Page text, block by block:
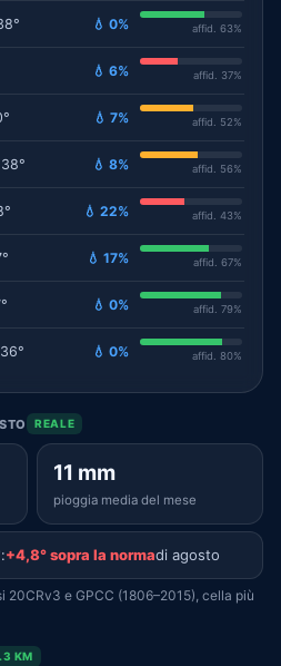
💧 0% affid. 63%
💧 6% affid. 37%
💧 7% affid. 52%
💧 8% affid. 56%
💧 22% affid. 43%
💧 17% affid. 67%
💧 0% affid. 79%
💧 0% affid. 80%
REALE
11 mm
pioggia media del mese
+4,8° sopra la normadi agosto
20CRv3 e GPCC (1806–2015), cella più
KM